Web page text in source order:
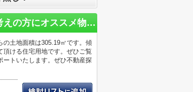
岐阜市上尻毛日吉売地92坪！980万円！平屋のお家をお考えの方にオススメ物件！建築条件無し！
土地面積は305.19㎡です。傾
ける住宅用地です。ぜひご覧
ートいたします。ぜひ不動産探